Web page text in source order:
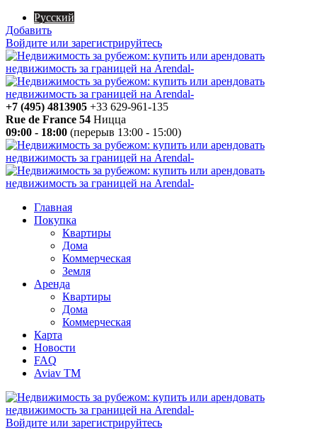
Русский
Добавить
Войдите или зарегистрируйтесь
+7 (495) 4813905 +33 629-961-135
Rue de France 54 Ницца
09:00 - 18:00 (перерыв 13:00 - 15:00)
Главная
Покупка
Квартиры
Дома
Коммерческая
Земля
Аренда
Квартиры
Дома
Коммерческая
Карта
Новости
FAQ
Aviav TM
Войдите или зарегистрируйтесь